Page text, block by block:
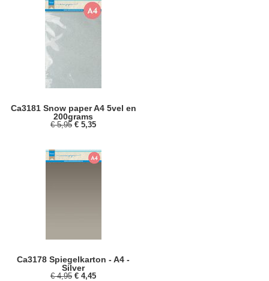
Ca3181 Snow paper A4 5vel en
200grams
€ 5,95 € 5,35
Ca3178 Spiegelkarton - A4 -
Silver
€ 4,95 € 4,45